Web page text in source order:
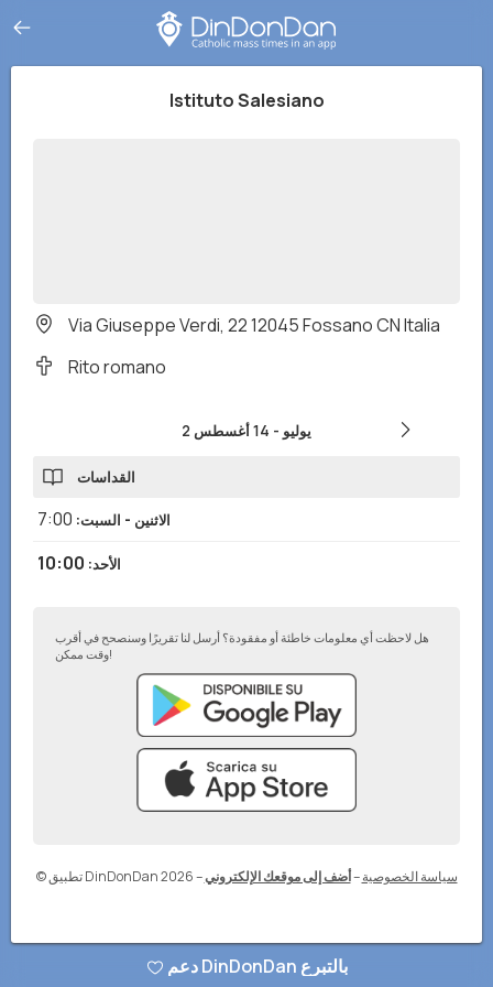
Istituto Salesiano
Via Giuseppe Verdi, 22 12045 Fossano CN Italia
Rito romano
2 يوليو - 14 أغسطس
القداسات
الاثنين - السبت:
7:00
الأحد:
10:00
هل لاحظت أي معلومات خاطئة أو مفقودة؟ أرسل لنا تقريرًا وسنصحح في أقرب
وقت ممكن!
© تطبيق DinDonDan 2026– سياسة الخصوصية –أضف إلى موقعك الإلكتروني
دعم DinDonDan بالتبرع